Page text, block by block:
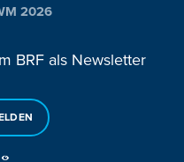
2026
BRF als Newsletter